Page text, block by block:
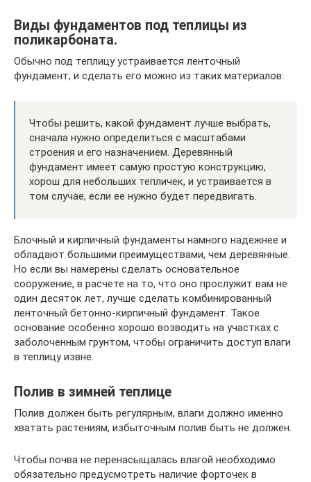
Виды фундаментов под теплицы из
поликарбоната.
Обычно под теплицу устраивается ленточный
фундамент, и сделать его можно из таких материалов:
Чтобы решить, какой фундамент лучше выбрать,
сначала нужно определиться с масштабами
строения и его назначением. Деревянный
фундамент имеет самую простую конструкцию,
хорош для небольших тепличек, и устраивается в
том случае, если ее нужно будет передвигать.
Блочный и кирпичный фундаменты намного надежнее и
обладают большими преимуществами, чем деревянные.
Но если вы намерены сделать основательное
сооружение, в расчете на то, что оно прослужит вам не
один десяток лет, лучше сделать комбинированный
ленточный бетонно-кирпичный фундамент. Такое
основание особенно хорошо возводить на участках с
заболоченным грунтом, чтобы ограничить доступ влаги
в теплицу извне.
Полив в зимней теплице
Полив должен быть регулярным, влаги должно именно
хватать растениям, избыточным полив быть не должен.
Чтобы почва не перенасыщалась влагой необходимо
обязательно предусмотреть наличие форточек в